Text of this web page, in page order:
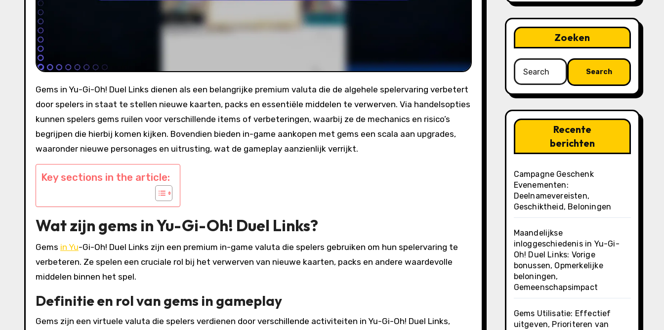
Gems in Yu-Gi-Oh! Duel Links dienen als een belangrijke premium valuta die de algehele spelervaring verbetert
door spelers in staat te stellen nieuwe kaarten, packs en essentiële middelen te verwerven. Via handelsopties
kunnen spelers gems ruilen voor verschillende items of verbeteringen, waarbij ze de mechanics en risico’s
begrijpen die hierbij komen kijken. Bovendien bieden in-game aankopen met gems een scala aan upgrades,
waaronder nieuwe personages en uitrusting, wat de gameplay aanzienlijk verrijkt.
Key sections in the article:
Wat zijn gems in Yu-Gi-Oh! Duel Links?
Gems in Yu-Gi-Oh! Duel Links zijn een premium in-game valuta die spelers gebruiken om hun spelervaring te
verbeteren. Ze spelen een cruciale rol bij het verwerven van nieuwe kaarten, packs en andere waardevolle
middelen binnen het spel.
Definitie en rol van gems in gameplay
Gems zijn een virtuele valuta die spelers verdienen door verschillende activiteiten in Yu-Gi-Oh! Duel Links,
Zoeken
Search
for:
Recente
berichten
Campagne Geschenk
Evenementen:
Deelnamevereisten,
Geschiktheid, Beloningen
Maandelijkse
inloggeschiedenis in Yu-Gi-
Oh! Duel Links: Vorige
bonussen, Opmerkelijke
beloningen,
Gemeenschapsimpact
Gems Utilisatie: Effectief
uitgeven, Prioriteren van